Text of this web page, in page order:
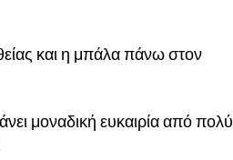
και η μπάλα πάνω στον
μοναδική ευκαιρία από πολύ